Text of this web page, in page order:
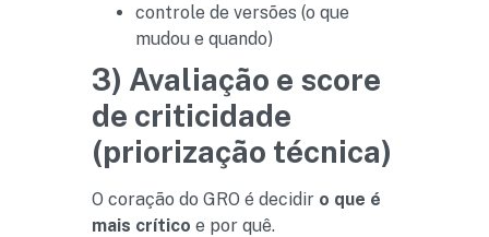
controle de versões (o que
mudou e quando)
3) Avaliação e score
de criticidade
(priorização técnica)
O coração do GRO é decidir o que é
mais crítico e por quê.